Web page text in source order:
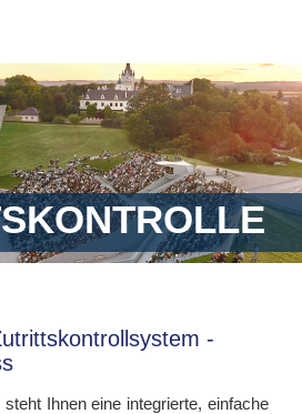
-
Ihnen eine integrierte, einfache